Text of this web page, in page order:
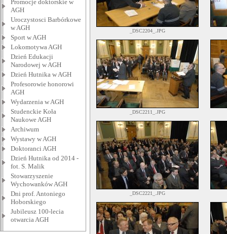
Promocje doktorskie w
AGH
Uroczystosci Barbórkowe
w AGH
Sport w AGH
Lokomotywa AGH
Dzień Edukacji
Narodowej w AGH
Dzień Hutnika w AGH
Profesorowie honorowi
AGH
Wydarzenia w AGH
Studenckie Koła
Naukowe AGH
Archiwum
Wystawy w AGH
Doktoranci AGH
Dzień Hutnika od 2014 -
fot. S. Malik
Stowarzyszenie
Wychowanków AGH
Dni prof. Antoniego
Hoborskiego
Jubileusz 100-lecia
otwarcia AGH
_DSC2204_.JPG
_DSC2211_.JPG
_DSC2221_.JPG